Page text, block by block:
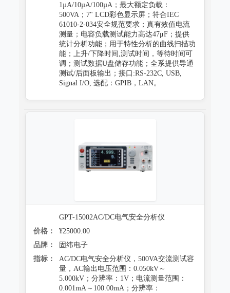
1µA/10µA/100µA；最大额定负载：
500VA；7" LCD彩色显示屏；符合IEC
61010-2-034安全规范要求；真有效值电流
测量；电容负载测试能力高达47μF；提供
统计分析功能；用于特性分析的曲线扫描功
能；上升/下降时间,测试时间，等待时间可
调；测试数据U盘储存功能；全系提供导通
测试/后面板输出；接口:RS-232C, USB,
Signal I/O, 选配：GPIB，LAN。
GPT-15002AC/DC电气安全分析仪
价格：
¥25000.00
品牌：
固纬电子
指标：
AC/DC电气安全分析仪，500VA交流测试容
量，AC输出电压范围：0.050kV～
5.000kV；分辨率：1V；电流测量范围：
0.001mA～100.00mA；分辨率：